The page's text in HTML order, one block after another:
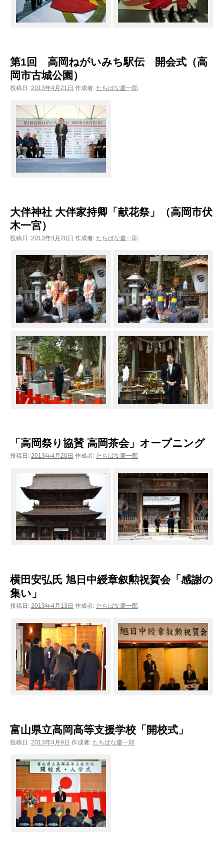
第1回 高岡ねがいみち駅伝 開会式（高
岡市古城公園）
投稿日: 2013年4月21日 作成者: たちばな慶一郎
大伴神社 大伴家持卿「献花祭」（高岡市伏
木一宮）
投稿日: 2013年4月20日 作成者: たちばな慶一郎
「高岡祭り協賛 高岡茶会」オープニング
投稿日: 2013年4月20日 作成者: たちばな慶一郎
横田安弘氏 旭日中綬章叙勲祝賀会「感謝の
集い」
投稿日: 2013年4月13日 作成者: たちばな慶一郎
富山県立高岡高等支援学校「開校式」
投稿日: 2013年4月9日 作成者: たちばな慶一郎